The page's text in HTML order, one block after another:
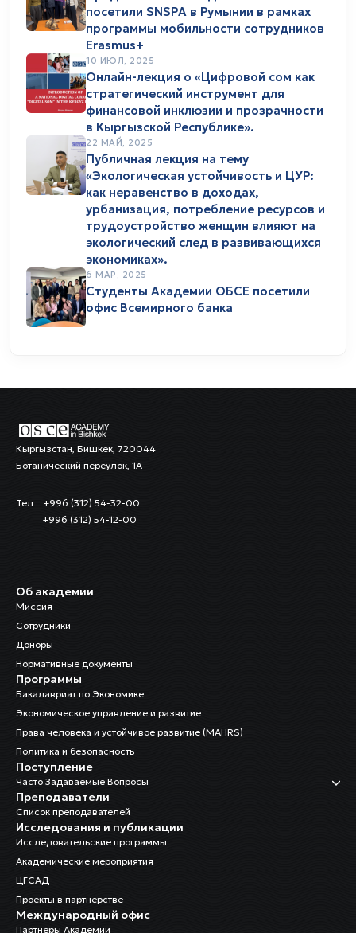
посетили SNSPA в Румынии в рамках
программы мобильности сотрудников
Erasmus+
10 ИЮЛ, 2025
Онлайн-лекция о «Цифровой сом как
стратегический инструмент для
финансовой инклюзии и прозрачности
в Кыргызской Республике».
22 МАЙ, 2025
Публичная лекция на тему
«Экологическая устойчивость и ЦУР:
как неравенство в доходах,
урбанизация, потребление ресурсов и
трудоустройство женщин влияют на
экологический след в развивающихся
экономиках».
6 МАР, 2025
Студенты Академии ОБСЕ посетили
офис Всемирного банка
Кыргызстан, Бишкек, 720044
Ботанический переулок, 1А
Тел..: +996 (312) 54-32-00
+996 (312) 54-12-00
Об академии
Миссия
Сотрудники
Доноры
Нормативные документы
Программы
Бакалавриат по Экономике
Экономическое управление и развитие
Права человека и устойчивое развитие (MAHRS)
Политика и безопасность
Поступление
Часто Задаваемые Вопросы
Преподаватели
Список преподавателей
Исследования и публикации
Исследовательские программы
Академические мероприятия
ЦГСАД
Проекты в партнерстве
Международный офис
Партнеры Академии